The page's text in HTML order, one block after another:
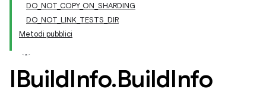
DO_NOT_COPY_ON_SHARDING
DO_NOT_LINK_TESTS_DIR
Metodi pubblici
IBuildInfo.BuildInfo